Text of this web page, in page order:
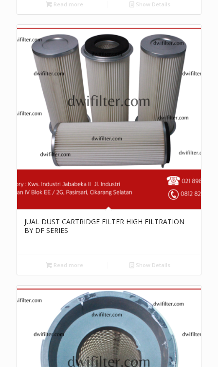
Read more Show Details
JUAL DUST CARTRIDGE FILTER HIGH FILTRATION
BY DF SERIES
Read more Show Details